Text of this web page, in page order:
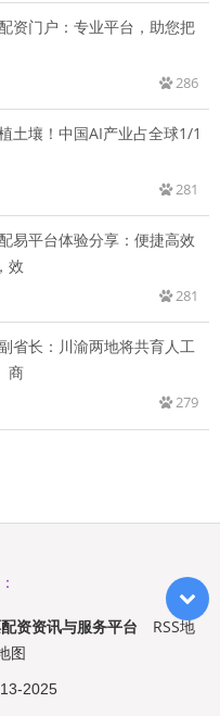
资门户：专业平台，助您把
286
土壤！中国AI产业占全球1/1
281
易平台体验分享：便捷高效
效
281
省长：川渝两地将共育人工
商
279
资资讯与服务平台
RSS地
图
2025